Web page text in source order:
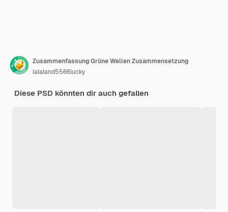
Zusammenfassung Grüne Wellen Zusammensetzung
lalaland5566lucky
Diese PSD könnten dir auch gefallen